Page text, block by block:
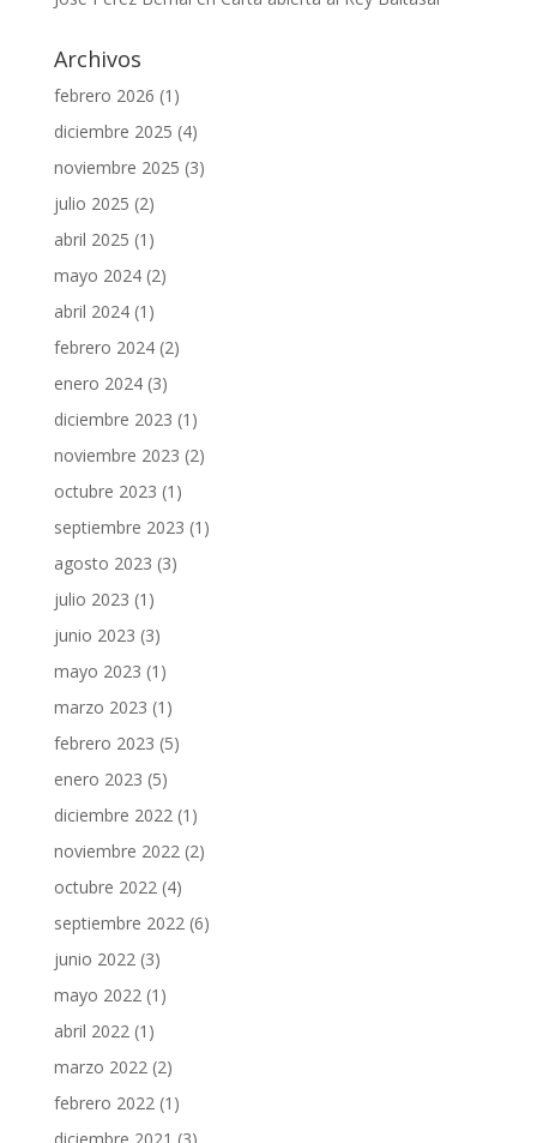
Archivos
febrero 2026 (1)
diciembre 2025 (4)
noviembre 2025 (3)
julio 2025 (2)
abril 2025 (1)
mayo 2024(2)
abril 2024(1)
febrero 2024(2)
enero 2024(3)
diciembre 2023 (1)
noviembre 2023 (2)
octubre 2023 (1)
septiembre 2023 (1)
agosto 2023 (3)
julio 2023 (1)
junio 2023 (3)
mayo 2023 (1)
marzo 2023 (1)
febrero 2023 (5)
enero 2023 (5)
diciembre 2022 (1)
noviembre 2022 (2)
octubre 2022 (4)
septiembre 2022 (6)
junio 2022 (3)
mayo 2022 (1)
abril 2022 (1)
marzo 2022 (2)
febrero 2022 (1)